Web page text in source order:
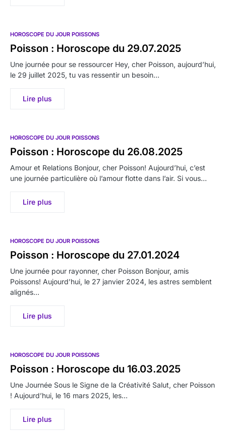
HOROSCOPE DU JOUR POISSONS
Poisson : Horoscope du 29.07.2025
Une journée pour se ressourcer Hey, cher Poisson, aujourd’hui,
le 29 juillet 2025, tu vas ressentir un besoin…
Lire plus
HOROSCOPE DU JOUR POISSONS
Poisson : Horoscope du 26.08.2025
Amour et Relations Bonjour, cher Poisson! Aujourd’hui, c’est
une journée particulière où l’amour flotte dans l’air. Si vous…
Lire plus
HOROSCOPE DU JOUR POISSONS
Poisson : Horoscope du 27.01.2024
Une journée pour rayonner, cher Poisson Bonjour, amis
Poissons! Aujourd’hui, le 27 janvier 2024, les astres semblent
alignés…
Lire plus
HOROSCOPE DU JOUR POISSONS
Poisson : Horoscope du 16.03.2025
Une Journée Sous le Signe de la Créativité Salut, cher Poisson
! Aujourd’hui, le 16 mars 2025, les…
Lire plus